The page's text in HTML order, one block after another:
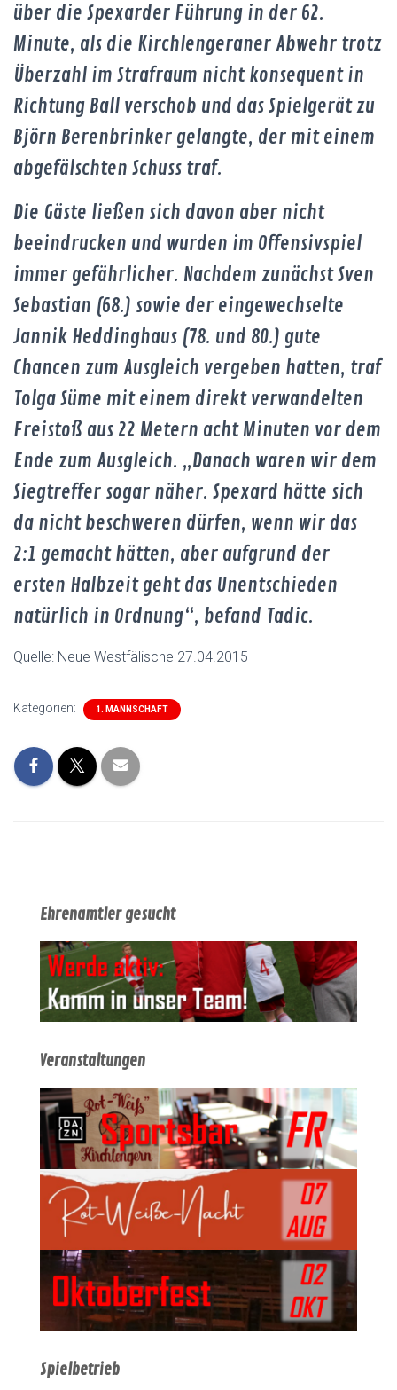
über die Spexarder Führung in der 62.
Minute, als die Kirchlengeraner Abwehr trotz
Überzahl im Strafraum nicht konsequent in
Richtung Ball verschob und das Spielgerät zu
Björn Berenbrinker gelangte, der mit einem
abgefälschten Schuss traf.
Die Gäste ließen sich davon aber nicht
beeindrucken und wurden im Offensivspiel
immer gefährlicher. Nachdem zunächst Sven
Sebastian (68.) sowie der eingewechselte
Jannik Heddinghaus (78. und 80.) gute
Chancen zum Ausgleich vergeben hatten, traf
Tolga Süme mit einem direkt verwandelten
Freistoß aus 22 Metern acht Minuten vor dem
Ende zum Ausgleich. „Danach waren wir dem
Siegtreffer sogar näher. Spexard hätte sich
da nicht beschweren dürfen, wenn wir das
2:1 gemacht hätten, aber aufgrund der
ersten Halbzeit geht das Unentschieden
natürlich in Ordnung“, befand Tadic.
Quelle: Neue Westfälische 27.04.2015
Kategorien: 1. MANNSCHAFT
Ehrenamtler gesucht
Veranstaltungen
Spielbetrieb